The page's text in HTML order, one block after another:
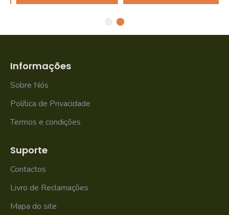
Informações
Sobre Nós
Política de Privacidade
Termos e condições
Suporte
Contactos
Livro de Reclamações
Mapa do site